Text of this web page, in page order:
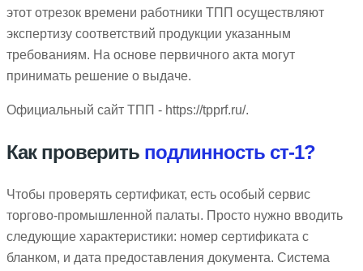
этот отрезок времени работники ТПП осуществляют
экспертизу соответствий продукции указанным
требованиям. На основе первичного акта могут
принимать решение о выдаче.
Официальный сайт ТПП - https://tpprf.ru/.
Как проверить подлинность ст-1?
Чтобы проверять сертификат, есть особый сервис
торгово-промышленной палаты. Просто нужно вводить
следующие характеристики: номер сертификата с
бланком, и дата предоставления документа. Система